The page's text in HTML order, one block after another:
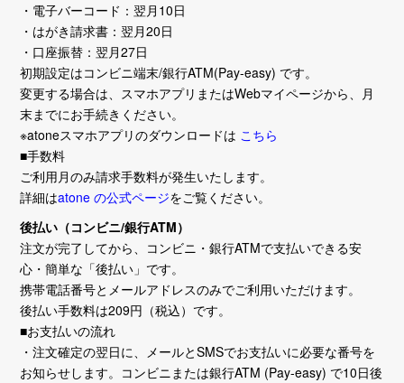
・電子バーコード：翌月10日
・はがき請求書：翌月20日
・口座振替：翌月27日
初期設定はコンビニ端末/銀行ATM(Pay-easy) です。
変更する場合は、スマホアプリまたはWebマイページから、月
末までにお手続きください。
※atoneスマホアプリのダウンロードは こちら
■手数料
ご利用月のみ請求手数料が発生いたします。
詳細はatone の公式ページをご覧ください。
後払い（コンビニ/銀行ATM）
注文が完了してから、コンビニ・銀行ATMで支払いできる安
心・簡単な「後払い」です。
携帯電話番号とメールアドレスのみでご利用いただけます。
後払い手数料は209円（税込）です。
■お支払いの流れ
・注文確定の翌日に、メールとSMSでお支払いに必要な番号を
お知らせします。コンビニまたは銀行ATM (Pay-easy) で10日後